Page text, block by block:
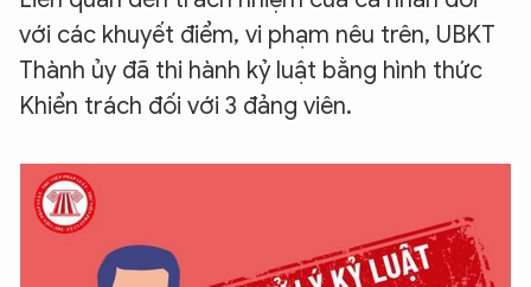
với các khuyết điểm, vi phạm nêu trên, UBKT
Thành ủy đã thi hành kỷ luật bằng hình thức
Khiển trách đối với 3 đảng viên.